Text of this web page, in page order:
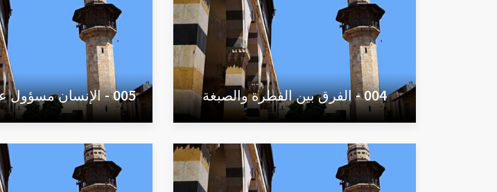
004 - الفرق بين الفطرة والصبغة 005 - الإنسان مسؤول عن دوائر ثلاث